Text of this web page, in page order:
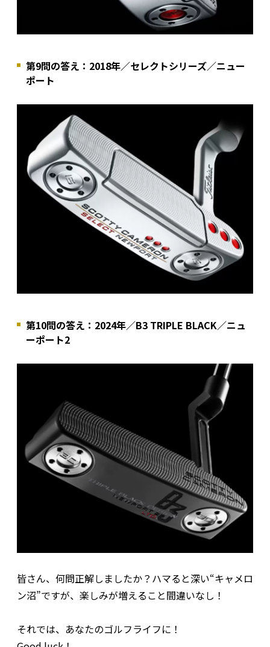
第9問の答え：2018年／セレクトシリーズ／ニュー
ポート
第10問の答え：2024年／B3 TRIPLE BLACK／ニュ
ーポート2
皆さん、何問正解しましたか？ハマると深い“キャメロ
ン沼”ですが、楽しみが増えること間違いなし！
それでは、あなたのゴルフライフに！